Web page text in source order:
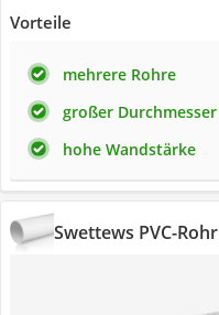
Vorteile
mehrere Rohre
großer Durchmesser
hohe Wandstärke
Swettews PVC-Rohr